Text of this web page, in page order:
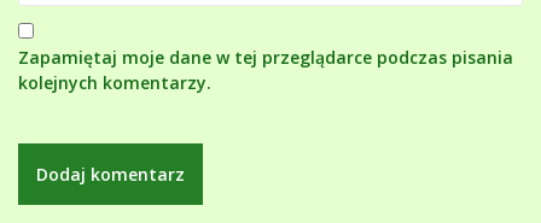
Zapamiętaj moje dane w tej przeglądarce podczas pisania
kolejnych komentarzy.